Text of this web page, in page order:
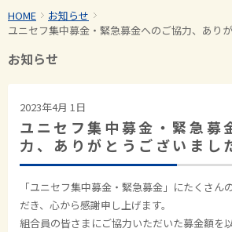
HOME
お知らせ
ユニセフ集中募金・緊急募金へのご協力、あり
お知らせ
2023年4月 1日
ユニセフ集中募金・緊急募
力、ありがとうございまし
「ユニセフ集中募金・緊急募金」にたくさん
だき、心から感謝申し上げます。
組合員の皆さまにご協力いただいた募金額を